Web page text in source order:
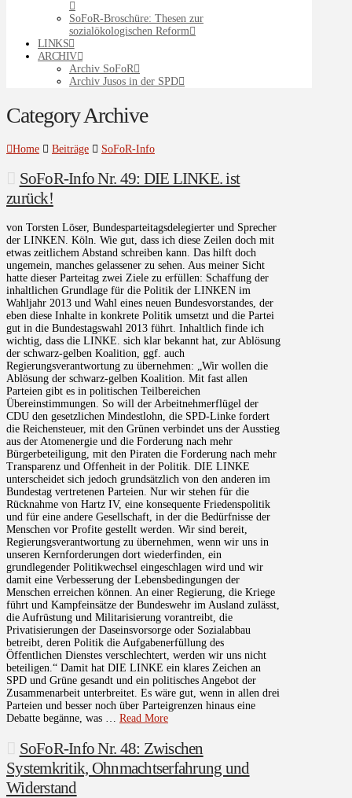
SoFoR-Broschüre: Thesen zur
sozialökologischen Reform
LINKS
ARCHIV
Archiv SoFoR
Archiv Jusos in der SPD
Category Archive
Home Beiträge SoFoR-Info
SoFoR-Info Nr. 49: DIE LINKE. ist
zurück!
von Torsten Löser, Bundesparteitagsdelegierter und Sprecher
der LINKEN. Köln. Wie gut, dass ich diese Zeilen doch mit
etwas zeitlichem Abstand schreiben kann. Das hilft doch
ungemein, manches gelassener zu sehen. Aus meiner Sicht
hatte dieser Parteitag zwei Ziele zu erfüllen: Schaffung der
inhaltlichen Grundlage für die Politik der LINKEN im
Wahljahr 2013 und Wahl eines neuen Bundesvorstandes, der
eben diese Inhalte in konkrete Politik umsetzt und die Partei
gut in die Bundestagswahl 2013 führt. Inhaltlich finde ich
wichtig, dass die LINKE. sich klar bekannt hat, zur Ablösung
der schwarz-gelben Koalition, ggf. auch
Regierungsverantwortung zu übernehmen: „Wir wollen die
Ablösung der schwarz-gelben Koalition. Mit fast allen
Parteien gibt es in politischen Teilbereichen
Übereinstimmungen. So will der Arbeitnehmerflügel der
CDU den gesetzlichen Mindestlohn, die SPD-Linke fordert
die Reichensteuer, mit den Grünen verbindet uns der Ausstieg
aus der Atomenergie und die Forderung nach mehr
Bürgerbeteiligung, mit den Piraten die Forderung nach mehr
Transparenz und Offenheit in der Politik. DIE LINKE
unterscheidet sich jedoch grundsätzlich von den anderen im
Bundestag vertretenen Parteien. Nur wir stehen für die
Rücknahme von Hartz IV, eine konsequente Friedenspolitik
und für eine andere Gesellschaft, in der die Bedürfnisse der
Menschen vor Profite gestellt werden. Wir sind bereit,
Regierungsverantwortung zu übernehmen, wenn wir uns in
unseren Kernforderungen dort wiederfinden, ein
grundlegender Politikwechsel eingeschlagen wird und wir
damit eine Verbesserung der Lebensbedingungen der
Menschen erreichen können. An einer Regierung, die Kriege
führt und Kampfeinsätze der Bundeswehr im Ausland zulässt,
die Aufrüstung und Militarisierung vorantreibt, die
Privatisierungen der Daseinsvorsorge oder Sozialabbau
betreibt, deren Politik die Aufgabenerfüllung des
Öffentlichen Dienstes verschlechtert, werden wir uns nicht
beteiligen.“ Damit hat DIE LINKE ein klares Zeichen an
SPD und Grüne gesandt und ein politisches Angebot der
Zusammenarbeit unterbreitet. Es wäre gut, wenn in allen drei
Parteien und besser noch über Parteigrenzen hinaus eine
Debatte begänne, was … Read More
SoFoR-Info Nr. 48: Zwischen
Systemkritik, Ohnmachtserfahrung und
Widerstand